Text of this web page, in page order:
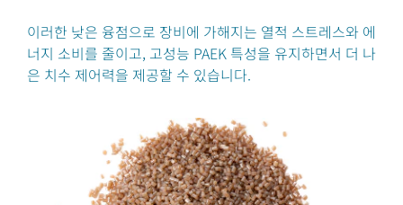
이러한 낮은 융점으로 장비에 가해지는 열적 스트레스와 에
너지 소비를 줄이고, 고성능 PAEK 특성을 유지하면서 더 나
은 치수 제어력을 제공할 수 있습니다.